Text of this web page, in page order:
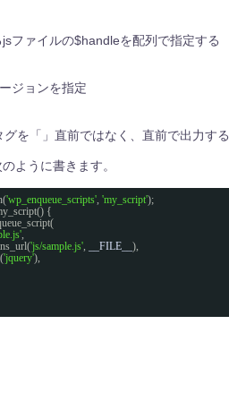
ファイルの$handleを配列で指定する
ジョンを指定
グを「」直前ではなく、直前で出力す
ように書きます。
'wp_enqueue_scripts', 'my_script');
{
,
'js/sample.js', __FILE__ ),
('jquery'),